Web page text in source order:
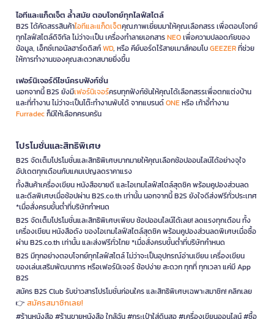
ไอทีและแก็ดเจ็ต ล้ำสมัย ตอบโจทย์ทุกไลฟ์สไตล์
B2S ได้คัดสรรสินค้าไอทีและแก็ดเจ็ตคุณภาพเยี่ยมมาให้คุณเลือกสรร เพื่อตอบโจทย์
ทุกไลฟ์สไตล์ดิจิทัล ไม่ว่าจะเป็น เครื่องทำลายเอกสารNEOเพื่อความปลอดภัยของ
ข้อมูล, เอ็กซ์เทอนัลฮาร์ดดิสก์WD, หรือ คีย์บอร์ดไร้สายเมาส์คอมโบGEEZERที่ช่วย
ให้การทำงานของคุณสะดวกสบายยิ่งขึ้น
เฟอร์นิเจอร์ดีไซน์ครบฟังก์ชั่น
นอกจากนี้ B2S ยังมีเฟอร์นิเจอร์ครบทุกฟังก์ชันให้คุณได้เลือกสรรเพื่อตกแต่งบ้าน
และที่ทำงาน ไม่ว่าจะเป็นโต๊ะทำงานพับได้ จากแบรนด์ONEหรือ เก้าอี้ทำงาน
Furradecก็มีให้เลือกครบครัน
โปรโมชั่นและสิทธิพิเศษ
B2S จัดเต็มโปรโมชั่นและสิทธิพิเศษมากมายให้คุณเลือกช้อปออนไลน์ได้อย่างจุใจ
อัปเดตทุกเดือนกับแคมเปญลดราคาแรง
ทั้งสินค้าเครื่องเขียน หนังสือขายดี และไอเทมไลฟ์สไตล์สุดชิค พร้อมคูปองส่วนลด
และดีลพิเศษเมื่อช้อปผ่าน B2S.co.th เท่านั้น นอกจากนี้ B2S ยังใจดีส่งฟรีทั่วประเทศ
*เมื่อสั่งครบขั้นต่ำที่บริษัทกำหนด
B2S จัดเต็มโปรโมชั่นและสิทธิพิเศษเพียบ ช้อปออนไลน์ได้เลย! ลดแรงทุกเดือน ทั้ง
เครื่องเขียน หนังสือดัง ของไอเทมไลฟ์สไตล์สุดชิค พร้อมคูปองส่วนลดพิเศษเมื่อซื้อ
ผ่าน B2S.co.th เท่านั้น และส่งฟรีทั่วไทย *เมื่อสั่งครบขั้นต่ำที่บริษัทกำหนด
B2S มีทุกอย่างตอบโจทย์ทุกไลฟ์สไตล์ ไม่ว่าจะเป็นอุปกรณ์อ่านเขียน เครื่องเขียน
ของเล่นเสริมพัฒนาการ หรือเฟอร์นิเจอร์ ช้อปง่าย สะดวก ทุกที่ ทุกเวลา แค่มี App
B2S
สมัคร B2S Club รับข่าวสารโปรโมชั่นก่อนใคร และสิทธิพิเศษเฉพาะสมาชิก! คลิกเลย
👉 สมัครสมาชิกเลย!
#ร้านหนังสือ #ร้านขายหนังสือ ใกล้ฉัน #กระเป๋าใส่ดินสอ #เครื่องเขียนออนไลน์ #ซื้อ